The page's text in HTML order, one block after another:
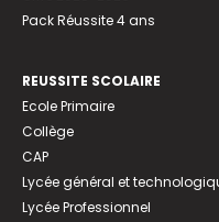
Pack Réussite 4 ans
REUSSITE SCOLAIRE
Ecole Primaire
Collège
CAP
Lycée général et
Lycée Professionnel